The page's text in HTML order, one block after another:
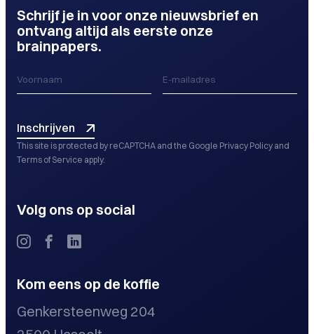
Schrijf je in voor onze nieuwsbrief en
ontvang altijd als eerste onze
brainpapers.
Inschrijven
This site is protected by reCAPTCHA and the Google Privacy Policy and
Terms of Service apply.
Volg ons op social
Kom eens op de koffie
Genkersteenweg 204